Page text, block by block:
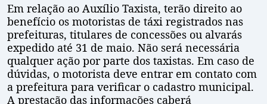
Em relação ao Auxílio Taxista, terão direito ao
benefício os motoristas de táxi registrados nas
prefeituras, titulares de concessões ou alvarás
expedido até 31 de maio. Não será necessária
qualquer ação por parte dos taxistas. Em caso de
dúvidas, o motorista deve entrar em contato com
a prefeitura para verificar o cadastro municipal.
A prestação das informações caberá